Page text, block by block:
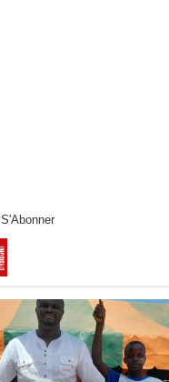
S'Abonner